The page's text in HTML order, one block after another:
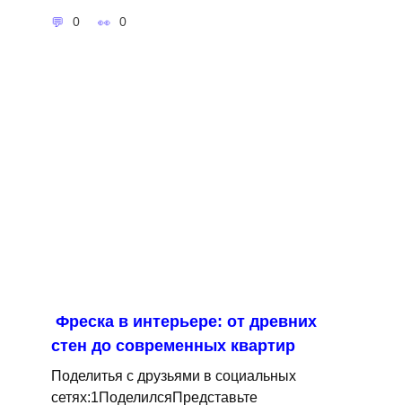
0 0
Фреска в интерьере: от древних
стен до современных квартир
Поделитья с друзьями в социальных
сетях:1ПоделилсяПредставьте